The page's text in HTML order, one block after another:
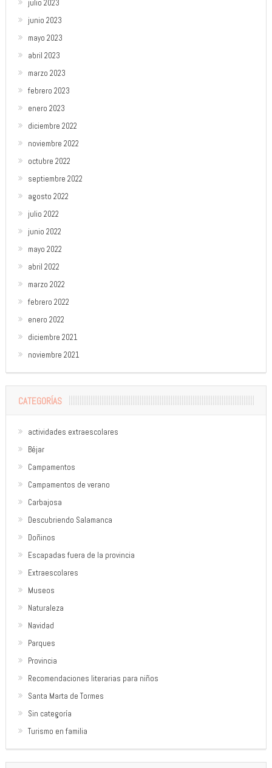
julio 2023
junio 2023
mayo 2023
abril 2023
marzo 2023
febrero 2023
enero 2023
diciembre 2022
noviembre 2022
octubre 2022
septiembre 2022
agosto 2022
julio 2022
junio 2022
mayo 2022
abril 2022
marzo 2022
febrero 2022
enero 2022
diciembre 2021
noviembre 2021
CATEGORÍAS
actividades extraescolares
Béjar
Campamentos
Campamentos de verano
Carbajosa
Descubriendo Salamanca
Doñinos
Escapadas fuera de la provincia
Extraescolares
Museos
Naturaleza
Navidad
Parques
Provincia
Recomendaciones literarias para niños
Santa Marta de Tormes
Sin categoría
Turismo en familia